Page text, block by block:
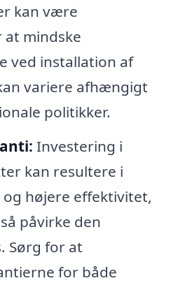
kan være
mindske
ved installation af
variere afhængigt
politikker.
Investering i
kan resultere i
højere effektivitet,
påvirke den
Sørg for at
for både